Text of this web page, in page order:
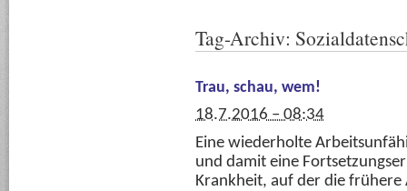
Tag-Archiv:
Trau, schau, wem!
18.7.2016 – 08:34
Eine wiederholte
und damit eine
Krankheit, auf der die